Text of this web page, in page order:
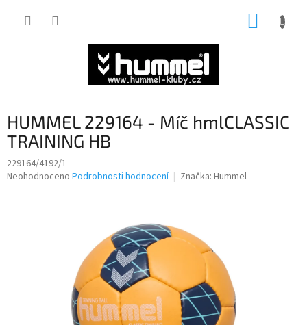
HUMMEL 229164 - Míč hmlCLASSIC
TRAINING HB
229164/4192/1
Průměrné
Neohodnoceno Podrobnosti hodnocení Značka: Hummel